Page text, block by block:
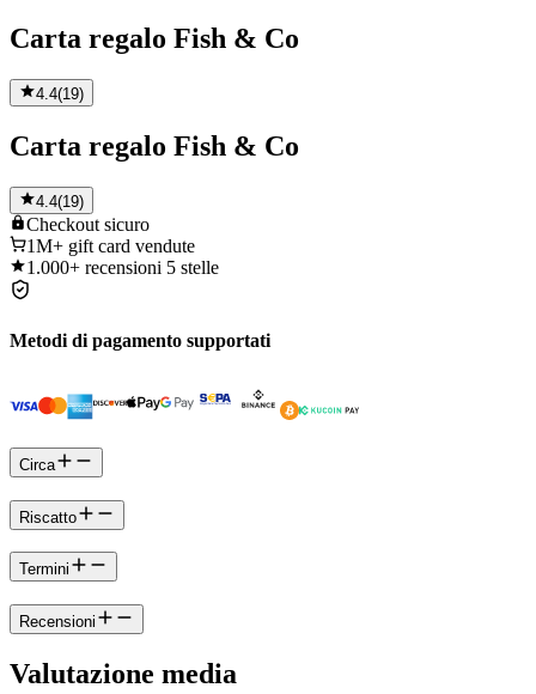
Carta regalo Fish & Co
4.4(19)
Carta regalo Fish & Co
4.4(19)
Checkout sicuro
1M+ gift card vendute
1.000+ recensioni 5 stelle
Metodi di pagamento supportati
Circa
Riscatto
Termini
Recensioni
Valutazione media